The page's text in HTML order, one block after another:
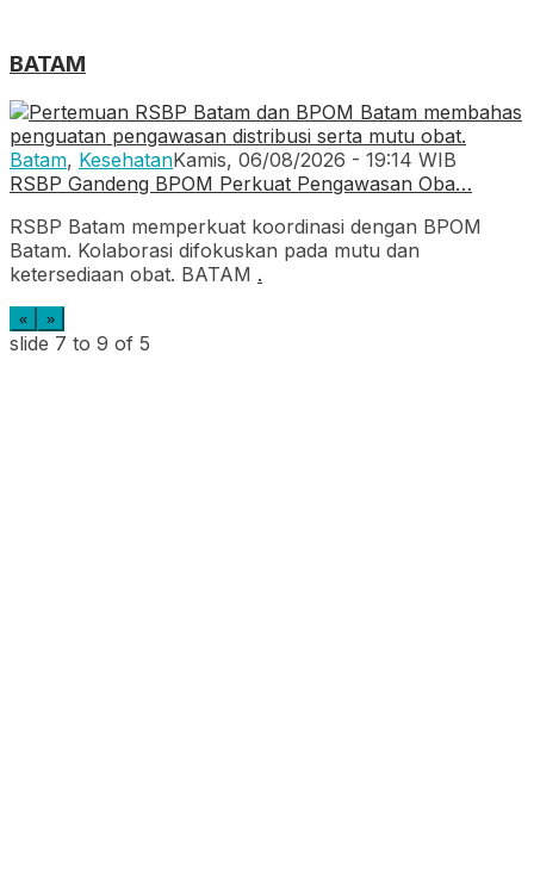
BATAM
Batam, KesehatanKamis, 06/08/2026 - 19:14 WIB
RSBP Gandeng BPOM Perkuat Pengawasan Oba…
RSBP Batam memperkuat koordinasi dengan BPOM
Batam. Kolaborasi difokuskan pada mutu dan
ketersediaan obat. BATAM .
« »
slide 7 to 9 of 5